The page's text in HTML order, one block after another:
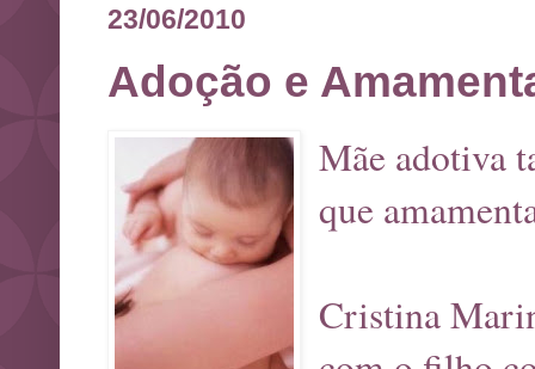
23/06/2010
Adoção e
Mãe adotiva
que
Cristina